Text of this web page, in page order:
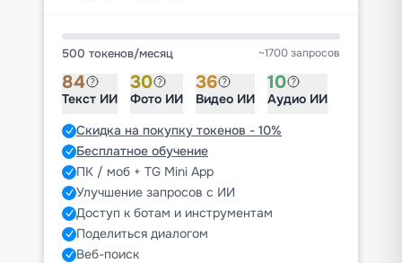
500 токенов/месяц ~1700 запросов
84
Текст ИИ
30
Фото ИИ
36
Видео ИИ
10
Аудио ИИ
Скидка на покупку токенов - 10%
Бесплатное обучение
ПК / моб + TG Mini App
Улучшение запросов с ИИ
Доступ к ботам и инструментам
Поделиться диалогом
Веб-поиск